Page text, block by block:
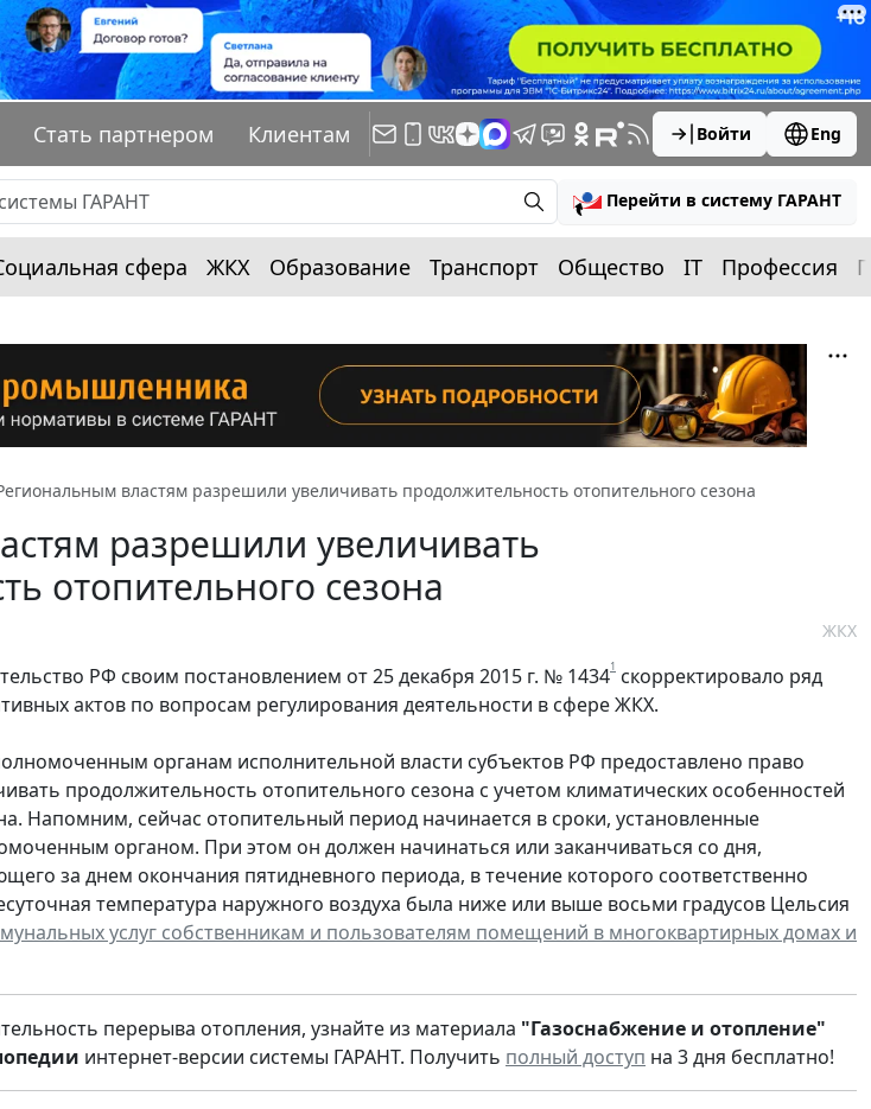
Стать партнером Клиентам Войти Eng
Перейти в систему ГАРАНТ
сфера ЖКХ Образование Транспорт Общество IT Профессия
властям разрешили увеличивать продолжительность отопительного сезона
разрешили увеличивать
отопительного сезона
ЖКХ
РФ своим постановлением от 25 декабря 2015 г. № 14341 скорректировало ряд
актов по вопросам регулирования деятельности в сфере ЖКХ.
органам исполнительной власти субъектов РФ предоставлено право
продолжительность отопительного сезона с учетом климатических особенностей
Напомним, сейчас отопительный период начинается в сроки, установленные
органом. При этом он должен начинаться или заканчиваться со дня,
за днем окончания пятидневного периода, в течение которого соответственно
температура наружного воздуха была ниже или выше восьми градусов Цельсия
услуг собственникам и пользователям помещений в многоквартирных домах и
перерыва отопления, узнайте из материала "Газоснабжение и отопление"
интернет-версии системы ГАРАНТ. Получить полный доступ на 3 дня бесплатно!